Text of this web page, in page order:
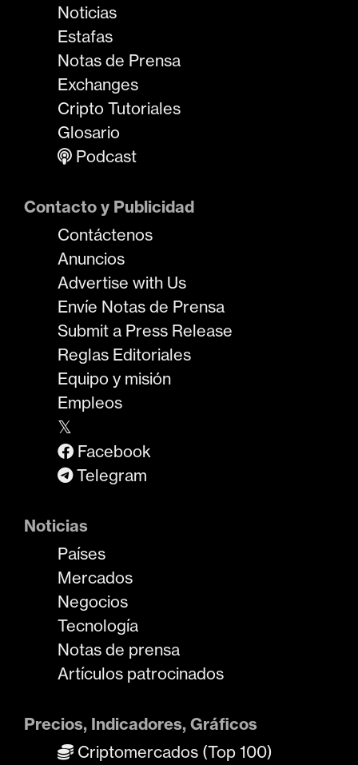
Noticias
Estafas
Notas de Prensa
Exchanges
Cripto Tutoriales
Glosario
Podcast
Contacto y Publicidad
Contáctenos
Anuncios
Advertise with Us
Envíe Notas de Prensa
Submit a Press Release
Reglas Editoriales
Equipo y misión
Empleos
𝕏
Facebook
Telegram
Noticias
Países
Mercados
Negocios
Tecnología
Notas de prensa
Artículos patrocinados
Precios, Indicadores, Gráficos
Criptomercados (Top 100)